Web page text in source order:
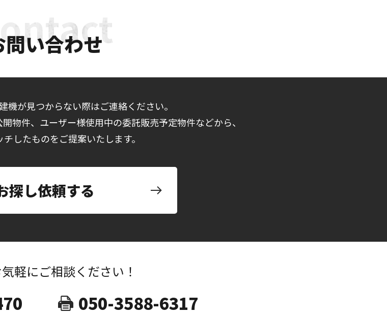
問い合わせ
機が見つからない際はご連絡ください。
物件、ユーザー様使用中の委託販売予定物件などから、
したものをご提案いたします。
探し依頼する
軽にご相談ください！
050-3588-6317